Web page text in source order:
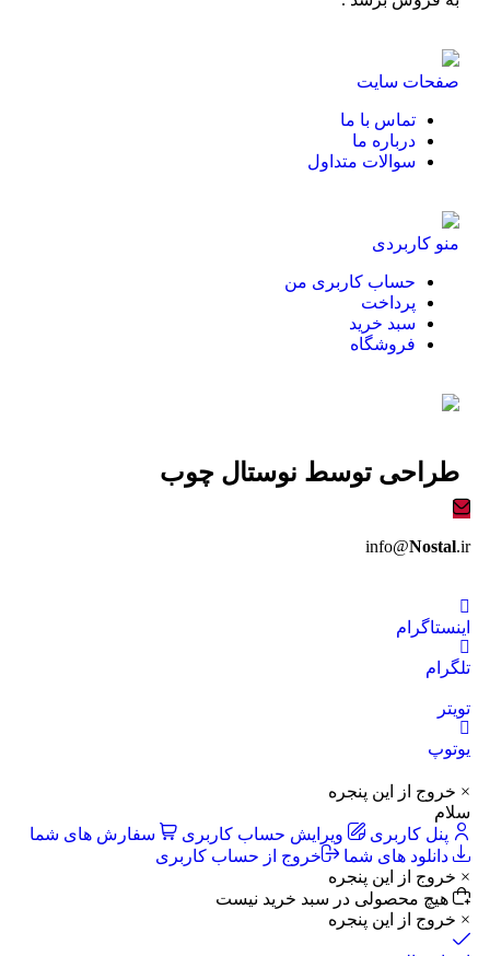
صفحات سایت
تماس با ما
درباره ما
سوالات متداول
منو کاربردی
حساب کاربری من
پرداخت
سبد خرید
فروشگاه
طراحی توسط نوستال چوب
info@Nostal.ir
اینستاگرام
تلگرام
تویتر
یوتوپ
× خروج از این پنجره
سلام
پنل کاربری
ویرایش حساب کاربری
سفارش های شما
دانلود های شما
خروج از حساب کاربری
× خروج از این پنجره
هیچ محصولی در سبد خرید نیست
× خروج از این پنجره